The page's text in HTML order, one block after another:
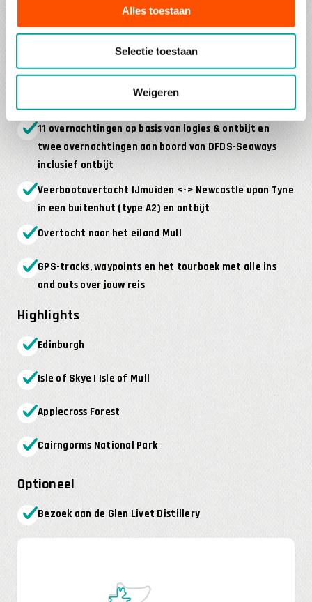
Alles toestaan
Selectie toestaan
Weigeren
Dagetappes: 200 – 345 km met deels keuze uit korte
en lange routevarianten
11 overnachtingen op basis van logies & ontbijt en
twee overnachtingen aan boord van DFDS-Seaways
inclusief ontbijt
Veerbootovertocht IJmuiden <-> Newcastle upon Tyne
in een buitenhut (type A2) en ontbijt
Overtocht naar het eiland Mull
GPS-tracks, waypoints en het tourboek met alle ins
and outs over jouw reis
Highlights
Edinburgh
Isle of Skye | Isle of Mull
Applecross Forest
Cairngorms National Park
Optioneel
Bezoek aan de Glen Livet Distillery